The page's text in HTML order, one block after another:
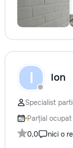
I Ion
Specialist
Parțial ocupat
0,0
nici o